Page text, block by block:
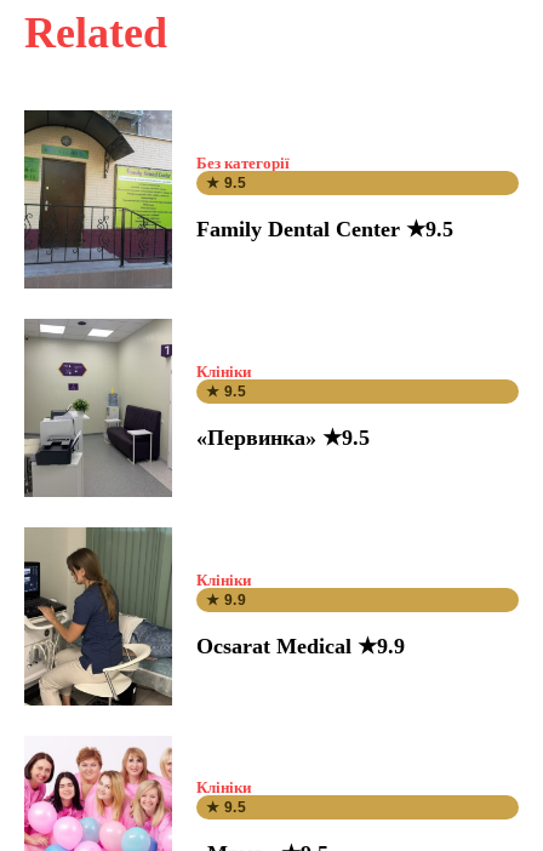
Related
Без категорії
★ 9.5
Family Dental Center ★9.5
Клініки
★ 9.5
«Первинка» ★9.5
Клініки
★ 9.9
Ocsarat Medical ★9.9
Клініки
★ 9.5